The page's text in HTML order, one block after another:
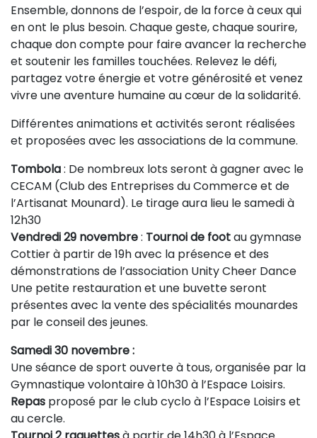
Ensemble, donnons de l’espoir, de la force à ceux qui
en ont le plus besoin. Chaque geste, chaque sourire,
chaque don compte pour faire avancer la recherche
et soutenir les familles touchées. Relevez le défi,
partagez votre énergie et votre générosité et venez
vivre une aventure humaine au cœur de la solidarité.
Différentes animations et activités seront réalisées
et proposées avec les associations de la commune.
Tombola: De nombreux lots seront à gagner avec le
CECAM (Club des Entreprises du Commerce et de
l’Artisanat Mounard). Le tirage aura lieu le samedi à
12h30
Vendredi 29 novembre: Tournoi de footau gymnase
Cottier à partir de 19h avec la présence et des
démonstrations de l’association Unity Cheer Dance
Une petite restauration et une buvette seront
présentes avec la vente des spécialités mounardes
par le conseil des jeunes.
Samedi 30 novembre :
Une séance de sport ouverte à tous, organisée par la
Gymnastique volontaire à 10h30 à l’Espace Loisirs.
Repas proposé par le club cyclo à l’Espace Loisirs et
au cercle.